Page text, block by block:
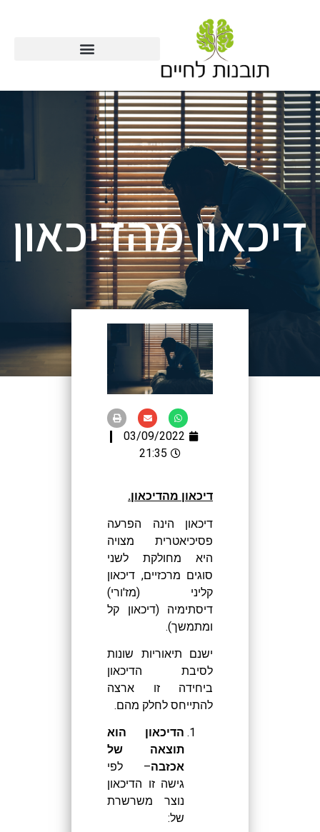
דיכאון מהדיכאון
03/09/2022
21:35
דיכאון מהדיכאון.
דיכאון הינה הפרעה
פסיכיאטרית מצויה
היא מחולקת לשני
סוגים מרכזיים, דיכאון
קליני (מז'ורי)
דיסתימיה (דיכאון קל
ומתמשך).
ישנם תיאוריות שונות
לסיבת הדיכאון
ביחידה זו ארצה
להתייחס לחלק מהם.
הדיכאון הוא
תוצאה של
אכזבה– לפי
גישה זו הדיכאון
נוצר משרשרת
של: